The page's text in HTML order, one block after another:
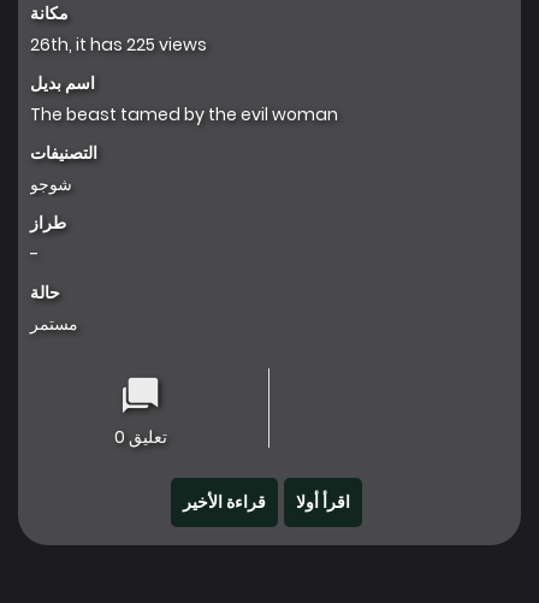
مكانة
26th, it has 225 views
اسم بديل
The beast tamed by the evil woman
التصنيفات
شوجو
طراز
-
حالة
مستمر
تعليق 0
اقرأ أولا قراءة الأخير